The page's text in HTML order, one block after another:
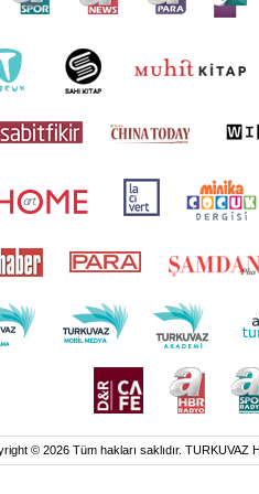
© 2026 Tüm hakları saklıdır. TURKUVAZ